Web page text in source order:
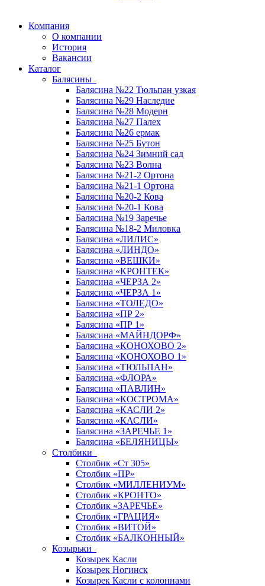
Компания
О компании
История
Вакансии
Каталог
Балясины
Балясина №22 Тюльпан узкая
Балясина №29 Наследие
Балясина №28 Модерн
Балясина №27 Палех
Балясина №26 ермак
Балясина №25 Бутон
Балясина №24 Зимний сад
Балясина №23 Волна
Балясина №21-2 Ортона
Балясина №21-1 Ортона
Балясина №20-2 Кова
Балясина №20-1 Кова
Балясина №19 Заречье
Балясина №18-2 Миловка
Балясина «ЛИЛИС»
Балясина «ЛИНДО»
Балясина «ВЕШКИ»
Балясина «КРОНТЕК»
Балясина «ЧЕРЗА 2»
Балясина «ЧЕРЗА 1»
Балясина «ТОЛЕДО»
Балясина «ПР 2»
Балясина «ПР 1»
Балясина «МАЙНДОРФ»
Балясина «КОНОХОВО 2»
Балясина «КОНОХОВО 1»
Балясина «ТЮЛЬПАН»
Балясина «ФЛОРА»
Балясина «ПАВЛИН»
Балясина «КОСТРОМА»
Балясина «КАСЛИ 2»
Балясина «КАСЛИ»
Балясина «ЗАРЕЧЬЕ 1»
Балясина «БЕЛЯНИЦЫ»
Столбики
Столбик «Ст 305»
Столбик «ПР»
Столбик «МИЛЛЕНИУМ»
Столбик «КРОНТО»
Столбик «ЗАРЕЧЬЕ»
Столбик «ГРАЦИЯ»
Столбик «ВИТОЙ»
Столбик «БАЛКОННЫЙ»
Козырьки
Козырек Касли
Козырек Ногинск
Козырек Касли с колоннами